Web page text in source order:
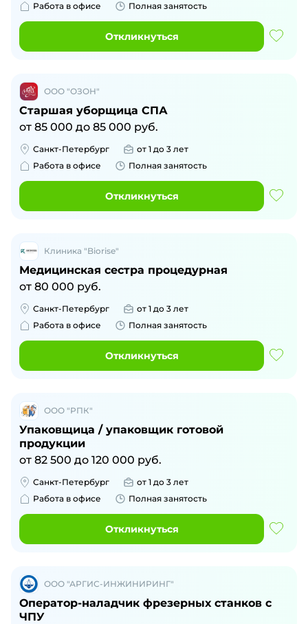
Работа в офисе
Полная занятость
Откликнуться
ООО "ОЗОН"
Старшая уборщица СПА
от 85 000 до 85 000 руб.
Санкт-Петербург
от 1 до 3 лет
Работа в офисе
Полная занятость
Откликнуться
Клиника "Biorise"
Медицинская сестра процедурная
от 80 000 руб.
Санкт-Петербург
от 1 до 3 лет
Работа в офисе
Полная занятость
Откликнуться
ООО "РПК"
Упаковщица / упаковщик готовой
продукции
от 82 500 до 120 000 руб.
Санкт-Петербург
от 1 до 3 лет
Работа в офисе
Полная занятость
Откликнуться
ООО "АРГИС-ИНЖИНИРИНГ"
Оператор-наладчик фрезерных станков с
ЧПУ